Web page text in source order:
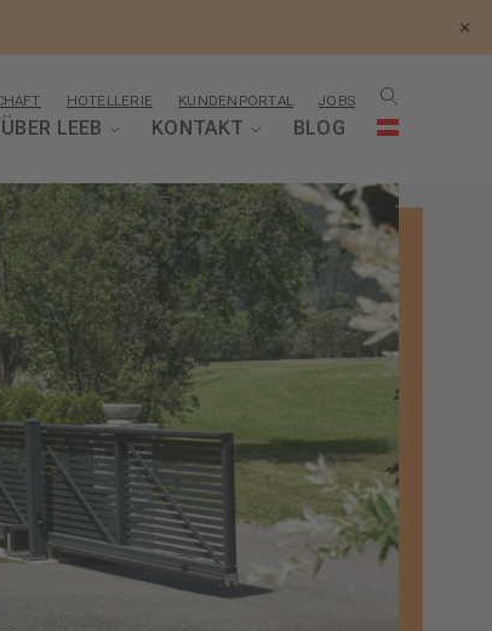
×
HOTELLERIE KUNDENPORTAL JOBS
ÜBER LEEB KONTAKT BLOG